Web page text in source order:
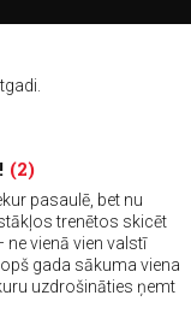
(2)
pasaulē, bet nu
trenētos skicēt
vienā vien valstī
gada sākuma viena
uzdrošināties ņemt